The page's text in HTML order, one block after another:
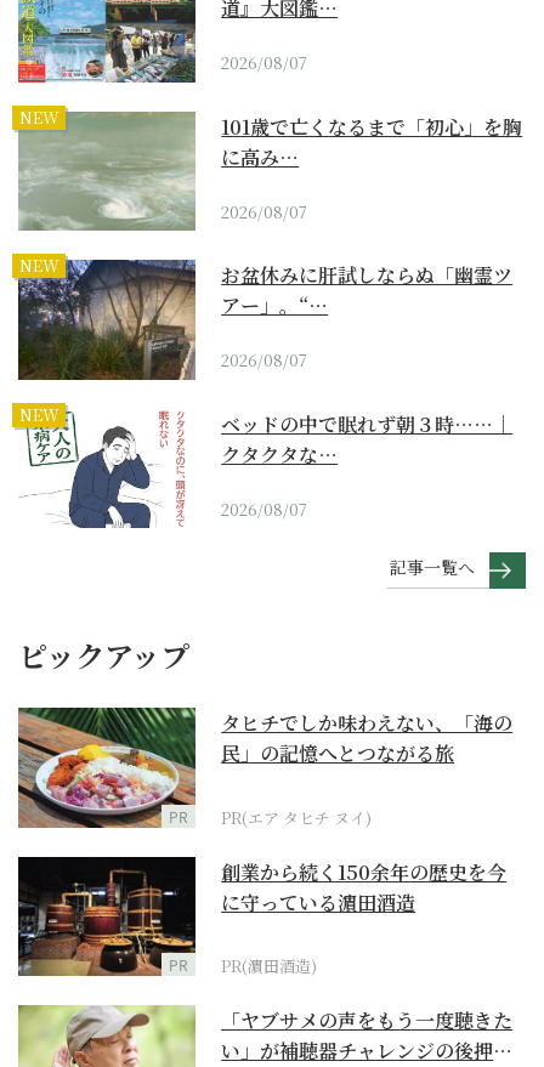
道』大図鑑…
2026/08/07
NEW
101歳で亡くなるまで「初心」を胸
に高み…
2026/08/07
NEW
お盆休みに肝試しならぬ「幽霊ツ
アー」。“…
2026/08/07
NEW
ベッドの中で眠れず朝３時……｜
クタクタな…
2026/08/07
記事一覧へ
ピックアップ
PR
タヒチでしか味わえない、「海の
民」の記憶へとつながる旅
PR(エア タヒチ ヌイ)
PR
創業から続く150余年の歴史を今
に守っている濵田酒造
PR(濵田酒造)
「ヤブサメの声をもう一度聴きた
い」が補聴器チャレンジの後押し